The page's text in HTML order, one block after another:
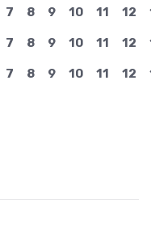
7 8 9 10 11 12
7 8 9 10 11 12
7 8 9 10 11 12